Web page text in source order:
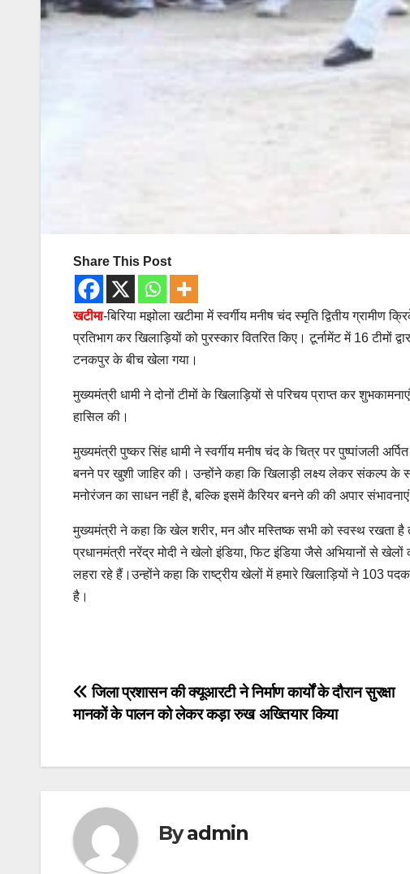
Share This Post
खटीमा-बिरिया मझोला खटीमा में स्वर्गीय मनीष चंद स्मृति द्वितीय
प्रतिभाग कर खिलाड़ियों को पुरस्कार वितरित किए। टूर्नामेंट में 16 टीमों
टनकपुर के बीच खेला गया।
मुख्यमंत्री धामी ने दोनों टीमों के खिलाड़ियों से परिचय प्राप्त कर
हासिल की।
मुख्यमंत्री पुष्कर सिंह धामी ने स्वर्गीय मनीष चंद के चित्र पर पुष्पांजली
बनने पर खुशी जाहिर की। उन्होंने कहा कि खिलाड़ी लक्ष्य लेकर संकल्प
मनोरंजन का साधन नहीं है, बल्कि इसमें कैरियर बनने की की अपार
मुख्यमंत्री ने कहा कि खेल शरीर, मन और मस्तिष्क सभी को स्वस्थ रखता है
प्रधानमंत्री नरेंद्र मोदी ने खेलो इंडिया, फिट इंडिया जैसे अभियानों से
लहरा रहे हैं।उन्होंने कहा कि राष्ट्रीय खेलों में हमारे खिलाड़ियों ने 103
है।
navigation
Post
navigation
जिला प्रशासन की क्यूआरटी ने निर्माण कार्यों के दौरान सुरक्षा
मानकों के पालन को लेकर कड़ा रुख अख्तियार किया
Byadmin